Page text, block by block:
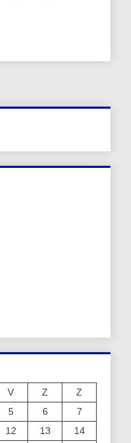
V Z
Z
5 6
7
12 13
14